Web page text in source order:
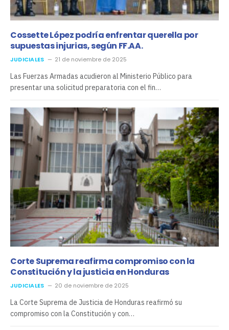
Cossette López podría enfrentar querella por
supuestas injurias, según FF.AA.
JUDICIALES 21 de noviembre de 2025
Las Fuerzas Armadas acudieron al Ministerio Público para
presentar una solicitud preparatoria con el fin…
Corte Suprema reafirma compromiso con la
Constitución y la justicia en Honduras
JUDICIALES 20 de noviembre de 2025
La Corte Suprema de Justicia de Honduras reafirmó su
compromiso con la Constitución y con…